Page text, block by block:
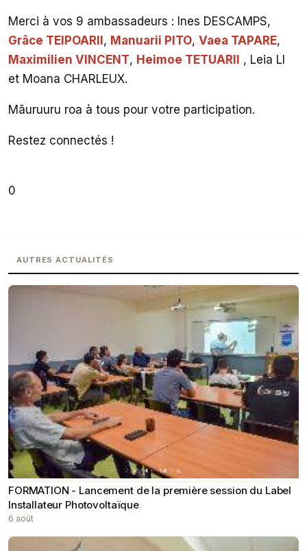
Merci à vos 9 ambassadeurs : Ines DESCAMPS,
Grâce TEIPOARII, Manuarii PITO, Vaea TAPARE,
Maximilien VINCENT, Heimoe TETUARII , Leia LI
et Moana CHARLEUX.
Māuruuru roa à tous pour votre participation.
Restez connectés !
0
AUTRES ACTUALITÉS
FORMATION - Lancement de la première session du Label
Installateur Photovoltaïque
6 août